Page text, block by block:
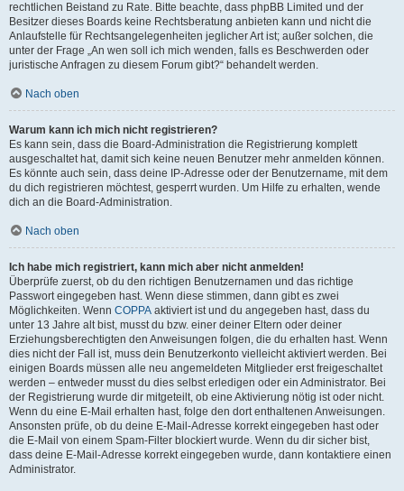
rechtlichen Beistand zu Rate. Bitte beachte, dass phpBB Limited und der
Besitzer dieses Boards keine Rechtsberatung anbieten kann und nicht die
Anlaufstelle für Rechtsangelegenheiten jeglicher Art ist; außer solchen, die
unter der Frage „An wen soll ich mich wenden, falls es Beschwerden oder
juristische Anfragen zu diesem Forum gibt?“ behandelt werden.
Nach oben
Warum kann ich mich nicht registrieren?
Es kann sein, dass die Board-Administration die Registrierung komplett
ausgeschaltet hat, damit sich keine neuen Benutzer mehr anmelden können.
Es könnte auch sein, dass deine IP-Adresse oder der Benutzername, mit dem
du dich registrieren möchtest, gesperrt wurden. Um Hilfe zu erhalten, wende
dich an die Board-Administration.
Nach oben
Ich habe mich registriert, kann mich aber nicht anmelden!
Überprüfe zuerst, ob du den richtigen Benutzernamen und das richtige
Passwort eingegeben hast. Wenn diese stimmen, dann gibt es zwei
Möglichkeiten. Wenn COPPA aktiviert ist und du angegeben hast, dass du
unter 13 Jahre alt bist, musst du bzw. einer deiner Eltern oder deiner
Erziehungsberechtigten den Anweisungen folgen, die du erhalten hast. Wenn
dies nicht der Fall ist, muss dein Benutzerkonto vielleicht aktiviert werden. Bei
einigen Boards müssen alle neu angemeldeten Mitglieder erst freigeschaltet
werden – entweder musst du dies selbst erledigen oder ein Administrator. Bei
der Registrierung wurde dir mitgeteilt, ob eine Aktivierung nötig ist oder nicht.
Wenn du eine E-Mail erhalten hast, folge den dort enthaltenen Anweisungen.
Ansonsten prüfe, ob du deine E-Mail-Adresse korrekt eingegeben hast oder
die E-Mail von einem Spam-Filter blockiert wurde. Wenn du dir sicher bist,
dass deine E-Mail-Adresse korrekt eingegeben wurde, dann kontaktiere einen
Administrator.